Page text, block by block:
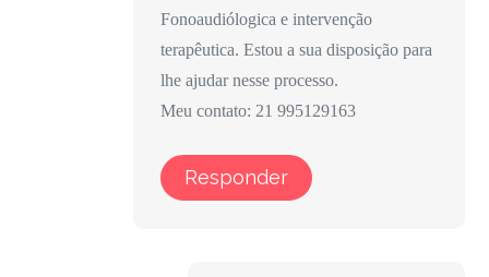
Fonoaudiólogica e intervenção
terapêutica. Estou a sua disposição para
lhe ajudar nesse processo.
Meu contato: 21 995129163
Responder